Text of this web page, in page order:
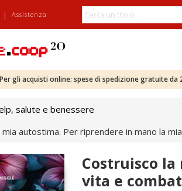
| Assistenza
Per gli acquisti online: spese di spedizione gratuite
salute e benessere
mia autostima. Per riprendere in mano la
Costruisco
vita e